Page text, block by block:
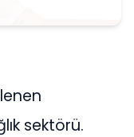
sektörü.